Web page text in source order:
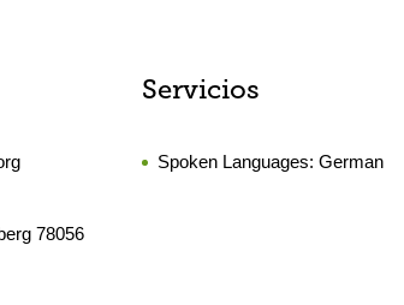
78056
Servicios
Spoken Languages: German